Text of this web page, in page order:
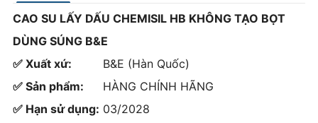
CAO SU LẤY DẤU CHEMISIL HB KHÔNG TẠO BỌT
DÙNG SÚNG B&E
✅ Xuất xứ:
B&E (Hàn Quốc)
✅ Sản phẩm:
HÀNG CHÍNH HÃNG
✅ Hạn sử dụng: 03/2028